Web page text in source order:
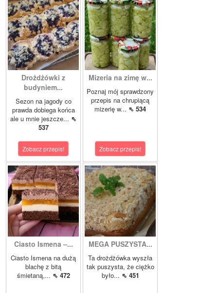
Drożdżówki z
budyniem...
Sezon na jagody co
prawda dobiega końca
ale u mnie jeszcze... ⇖
537
Zobacz przepis!
Mizeria na zimę w...
Poznaj mój sprawdzony
przepis na chrupiącą
mizerię w... ⇖ 534
Zobacz przepis!
Ciasto Ismena –...
Ciasto Ismena na dużą
blachę z bitą
śmietaną,... ⇖ 472
MEGA PUSZYSTA...
Ta drożdżówka wyszła
tak puszysta, że ciężko
było... ⇖ 451